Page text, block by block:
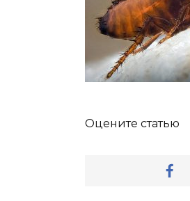
Оцените статью